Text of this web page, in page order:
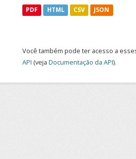
PDF HTML CSV JSON
Você também pode ter acesso a
API (veja Documentação da API).